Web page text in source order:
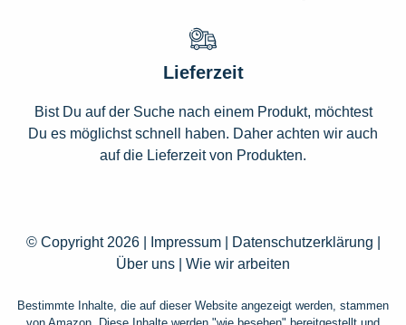
Lieferzeit
Bist Du auf der Suche nach einem Produkt, möchtest
Du es möglichst schnell haben. Daher achten wir auch
auf die Lieferzeit von Produkten.
© Copyright 2026 | Impressum| Datenschutzerklärung
Über uns
Wie wir arbeiten
Bestimmte Inhalte, die auf dieser Website angezeigt werden, stammen